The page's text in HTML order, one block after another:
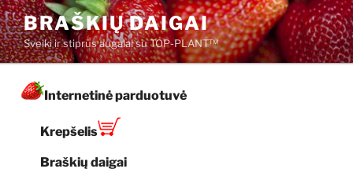
Eiti
prie
turinio
BRAŠKIŲ DAIGAI
Sveiki ir stiprūs augalai su TOP-PLANT™
Internetinė parduotuvė
Krepšelis
Braškių daigai